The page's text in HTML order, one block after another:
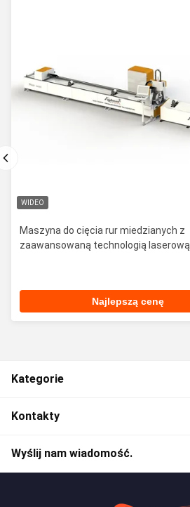
WIDEO
Maszyna do cięcia rur miedzianych z
zaawansowaną technologią laserową
Najlepszą cenę
Kategorie
Kontakty
Wyślij nam wiadomość.